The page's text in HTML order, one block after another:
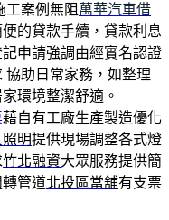
工案例無阻 萬華汽車借
的貸款手續，貸款利息
申請強調由經實名認證
協助日常家務，如整理
環境整潔舒適。
藉自有工廠生產製造優化
明提供現場調整各式燈
竹北融資大眾服務提供簡
管道北投區當舖有支票